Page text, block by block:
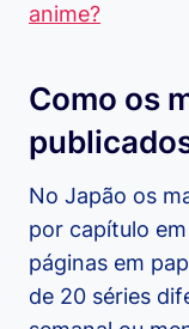
anime?
Como os
No Japão os
por capítulo
páginas em
de 20 séries